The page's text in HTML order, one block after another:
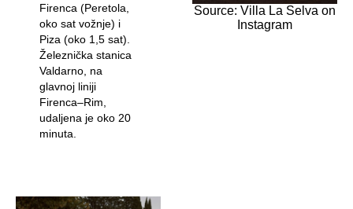
Source: Villa La Selva on
Instagram
Firenca (Peretola,
oko sat vožnje) i
Piza (oko 1,5 sat).
Železnička stanica
Valdarno, na
glavnoj liniji
Firenca–Rim,
udaljena je oko 20
minuta.